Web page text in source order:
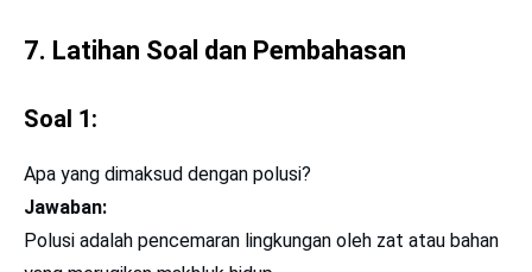
7. Latihan Soal dan Pembahasan
Soal 1:
Apa yang dimaksud dengan polusi?
Jawaban:
Polusi adalah pencemaran lingkungan oleh zat atau bahan